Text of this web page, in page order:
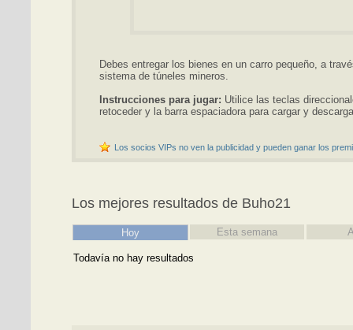
Debes entregar los bienes en un carro pequeño, a
sistema de túneles mineros.
Instrucciones para jugar: Utilice las teclas
retoceder y la barra espaciadora para cargar y
Los socios VIPs no ven la publicidad y pueden ganar los
Los mejores resultados de Buho21
Hoy Esta semana
Todavía no hay resultados